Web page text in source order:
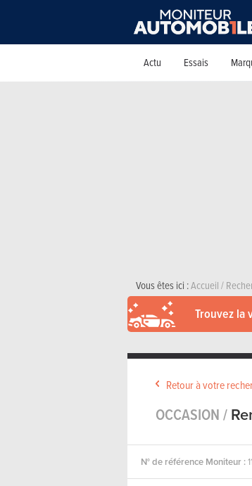
Actu Essais
Vous êtes ici :Accueil/
Trouvez la
Retour à votre
OCCASION /
N° de référence Moniteur :